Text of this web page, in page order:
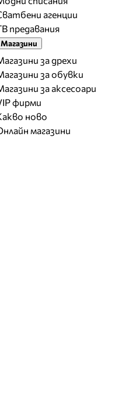
агенции
предавания
Магазини
за дрехи
за обувки
за aксесоари
фирми
ново
магазини